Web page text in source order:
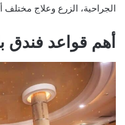
الجراحية، الزرع وعلاج مختلف
أهم قواعد فندق